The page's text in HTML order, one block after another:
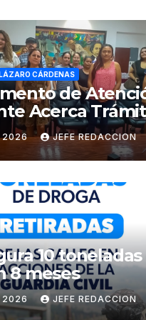
CÁRDENAS
de
Acerca
a
de Lázaro
2026 JEFE REDACCION
10
8 meses
2026 JEFE REDACCION